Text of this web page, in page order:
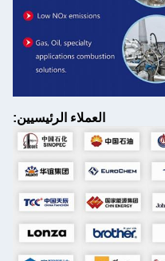
العملاء الرئيسيين: